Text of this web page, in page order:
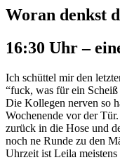
Woran denkst
16:30 Uhr –
Ich schüttel mir den
“fuck, was für ein
Die Kollegen nerven so
Wochenende vor der
zurück in die Hose und
noch ne Runde zu den
Uhrzeit ist Leila meistens